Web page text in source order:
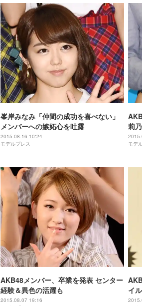
峯岸みなみ「仲間の成功を喜べない」
メンバーへの嫉妬心を吐露
2015.08.16 10:24
モデルプレス
莉
モデ
AKB48メンバー、卒業を発表 センター
経験＆異色の活躍も
2015.08.07 19:16
イ